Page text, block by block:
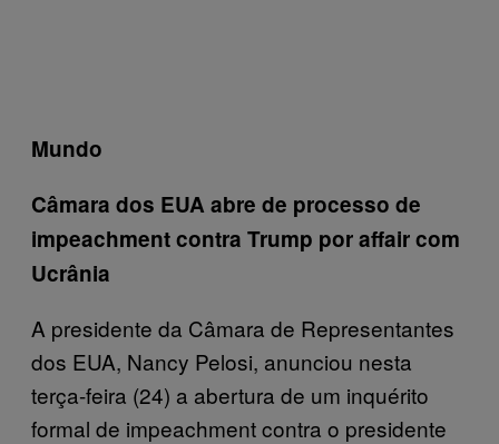
Mundo
Câmara dos EUA abre de processo de
impeachment contra Trump por affair com
Ucrânia
A presidente da Câmara de Representantes
dos EUA, Nancy Pelosi, anunciou nesta
terça-feira (24) a abertura de um inquérito
formal de impeachment contra o presidente